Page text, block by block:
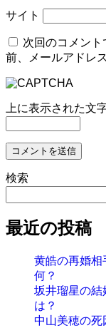
サイト
次回のコメン
前、メールアドレ
上に表示された文
検索
最近の投稿
黄皓の再婚相
何？
坂井瑠星の結
は？
中山美穂の死